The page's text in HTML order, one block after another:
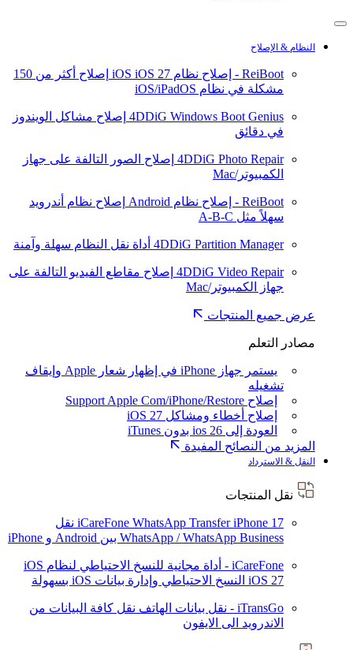
النظام & الإصلاح
ReiBoot - إصلاح نظام iOS iOS 27
إصلاح أكثر من 150
مشكلة في نظام iOS/iPadOS
4DDiG Windows Boot Genius إصلاح مشاكل الويندوز
في دقائق
4DDiG Photo Repair إصلاح الصور التالفة على جهاز
الكمبيوتر/Mac
ReiBoot - إصلاح نظام Android
إصلاح نظام أندرويد
سهلاً مثل A-B-C
4DDiG Partition Manager أداة نقل النظام سهلة وآمنة
4DDiG Video Repair إصلاح مقاطع الفيديو التالفة على
جهاز الكمبيوتر/Mac
عرض جميع المنتجات
مصادر التعلم
يستمر جهاز iPhone في إظهار شعار Apple وإيقاف
تشغيله
إصلاح Support Apple Com/iPhone/Restore
إصلاح أخطاء ومشاكل iOS 27
العودة إلى ios 26 بدون iTunes
المزيد من النصائح المفيدة
النقل & الاسترداد
نقل المنتجات
iCareFone WhatsApp TransferiPhone 17
نقل
WhatsApp / WhatsApp Business بين Android و iPhone
iCareFone - أداة مجانية للنسخ الاحتياطي لنظام iOS
iOS 27 النسخ الاحتياطي وإدارة بيانات iOS بسهولة
iTransGo - نقل بيانات الهاتف
نقل كافة البيانات من
الاندرويد الى الايفون